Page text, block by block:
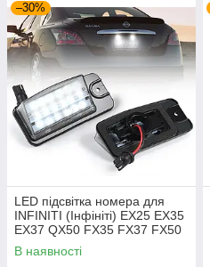
–30%
LED підсвітка номера для
INFINITI (Інфініті) EX25 EX35
EX37 QX50 FX35 FX37 FX50
QX70 Q45
В наявності